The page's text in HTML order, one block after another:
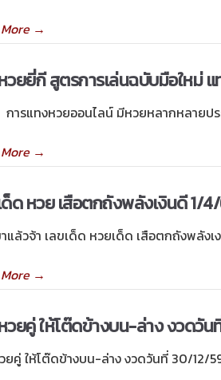
→
วยยี่กี สูตรการเล่นฉบับมือใหม่
ทงหวยออนไลน์ มีหวยหลากหลายประ
→
ด็ด หวย เสือตกถังพลังเงินดี 1/
แล้วจ้า เลขเด็ด หวยเด็ด เสือตกถังพลัง
→
ยคู่ ให้โต๊ดข้างบน-ล่าง งวดวั
ยคู่ ให้โต๊ดข้างบน-ล่าง งวดวันที่ 30/12/